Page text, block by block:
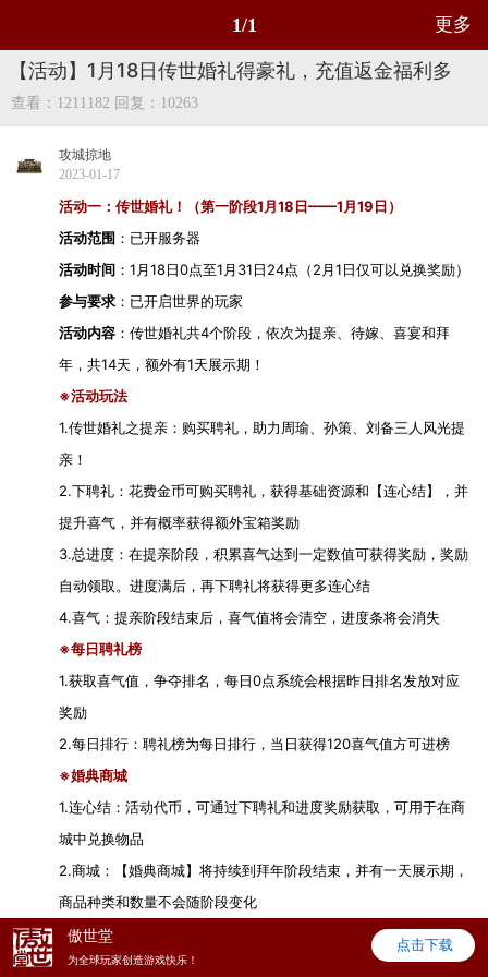
1/1 更多
【活动】1月18日传世婚礼得豪礼，充值返金福利多
查看：1211182 回复：10263
攻城掠地
2023-01-17
活动一：传世婚礼！（第一阶段1月18日——1月19日）
活动范围 ：已开服务器
活动时间 ：1月18日0点至1月31日24点（2月1日仅可以兑换奖励）
参与要求 ：已开启世界的玩家
活动内容 ：传世婚礼共4个阶段，依次为提亲、待嫁、喜宴和拜
年，共14天，额外有1天展示期！
※活动玩法
1.传世婚礼之提亲：购买聘礼，助力周瑜、孙策、刘备三人风光提
亲！
2.下聘礼：花费金币可购买聘礼，获得基础资源和【连心结】，并
提升喜气，并有概率获得额外宝箱奖励
3.总进度：在提亲阶段，积累喜气达到一定数值可获得奖励，奖励
自动领取。进度满后，再下聘礼将获得更多连心结
4.喜气：提亲阶段结束后，喜气值将会清空，进度条将会消失
※每日聘礼榜
1.获取喜气值，争夺排名，每日0点系统会根据昨日排名发放对应
奖励
2.每日排行：聘礼榜为每日排行，当日获得120喜气值方可进榜
※婚典商城
1.连心结：活动代币，可通过下聘礼和进度奖励获取，可用于在商
城中兑换物品
2.商城：【婚典商城】将持续到拜年阶段结束，并有一天展示期，
商品种类和数量不会随阶段变化
活动二：累计充值送“金”喜，充值返金福利多！
活动范围：1月8日（含）之前已开所有服
傲世堂
为全球玩家创造游戏快乐！
点击下载